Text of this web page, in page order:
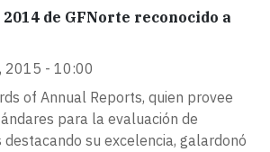
de GFNorte reconocido a
2015 - 10:00
of Annual Reports, quien provee
para la evaluación de
su excelencia, galardonó